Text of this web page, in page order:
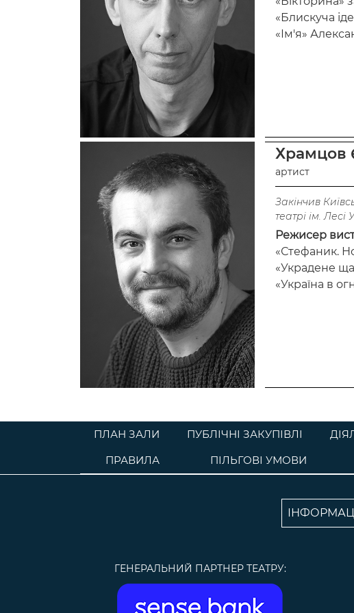
«Блискуча
«Ім'я»
Храмцов
артист
Закінчив
театрі ім. Лесі
Режисер
«Стефаник.
«Украдене
«Україна в
ПЛАН ЗАЛИ ПУБЛІЧНІ ЗАКУПІВЛІ
ПРАВИЛА
ПІЛЬГОВІ УМОВИ
ГЕНЕРАЛЬНИЙ ПАРТНЕР ТЕАТРУ: